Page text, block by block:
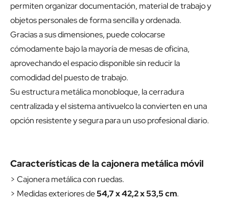
permiten organizar documentación, material de trabajo y
objetos personales de forma sencilla y ordenada.
Gracias a sus dimensiones, puede colocarse
cómodamente bajo la mayoría de mesas de oficina,
aprovechando el espacio disponible sin reducir la
comodidad del puesto de trabajo.
Su estructura metálica monobloque, la cerradura
centralizada y el sistema antivuelco la convierten en una
opción resistente y segura para un uso profesional diario.
Características de la cajonera metálica móvil
> Cajonera metálica con ruedas.
> Medidas exteriores de54,7 x 42,2 x 53,5 cm.